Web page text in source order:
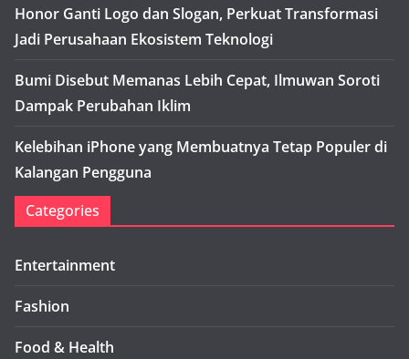
Honor Ganti Logo dan Slogan, Perkuat Transformasi
Jadi Perusahaan Ekosistem Teknologi
Bumi Disebut Memanas Lebih Cepat, Ilmuwan Soroti
Dampak Perubahan Iklim
Kelebihan iPhone yang Membuatnya Tetap Populer di
Kalangan Pengguna
Categories
Entertainment
Fashion
Food & Health